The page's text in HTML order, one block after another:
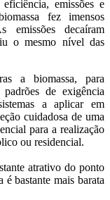
emissões e
fez imensos
emissões decaíram
o mesmo nível das
a biomassa, para
de exigência
a aplicar em
cuidadosa de uma
para a realização
ou residencial.
atrativo do ponto
bastante mais barata